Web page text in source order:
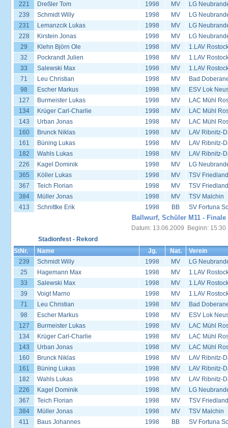
221
Dreßler Tom 1998 MV
LG
239
Schmidt Willy 1998 MV
LG
231
Lemanzcik Lukas 1998 MV
LG
228
Kirstein Jonas 1998 MV
LG
29
Klehn Björn Ole 1998 MV
1.LAV
32
Pockrandt Julien 1998 MV
1.LAV
33
Salewski Max 1998 MV
1.LAV
71
Leu Christian 1998 MV
Bad
98
Escher Markus 1998 MV
ESV Lok
127
Burmeister Lukas 1998 MV
LAC Mühl
134
Krüger Carl-Charlie 1998 MV
LAC Mühl
143
Urban Jonas 1998 MV
LAC Mühl
160
Brunck Niklas 1998 MV
LAV Ribnitz-
161
Büning Lukas 1998 MV
LAV Ribnitz-
182
Wahls Lukas 1998 MV
LAV Ribnitz-
226
Kagel Dominik 1998 MV
LG
365
Köller Lukas 1998 MV
TSV
367
Teich Florian 1998 MV
TSV
384
Müller Jonas 1998 MV
TSV Malchin
413
Schnittke Erik 1998 BB SV Fortuna
Ballwurf, Schüler M11 - Finale
Datum: 13.06.2009 Beginn: 15:30
Stadionfest - Rekord
StNr.
Name Jg. Nat.
Verein
239
Schmidt Willy 1998 MV
LG
25
Hagemann Max 1998 MV
1.LAV
33
Salewski Max 1998 MV
1.LAV
39
Voigt Marno 1998 MV
1.LAV
71
Leu Christian 1998 MV
Bad
98
Escher Markus 1998 MV
ESV Lok
127
Burmeister Lukas 1998 MV
LAC Mühl
134
Krüger Carl-Charlie 1998 MV
LAC Mühl
143
Urban Jonas 1998 MV
LAC Mühl
160
Brunck Niklas 1998 MV
LAV Ribnitz-
161
Büning Lukas 1998 MV
LAV Ribnitz-
182
Wahls Lukas 1998 MV
LAV Ribnitz-
226
Kagel Dominik 1998 MV
LG
367
Teich Florian 1998 MV
TSV
384
Müller Jonas 1998 MV
TSV Malchin
411
Baus Johannes 1998 BB SV Fortuna